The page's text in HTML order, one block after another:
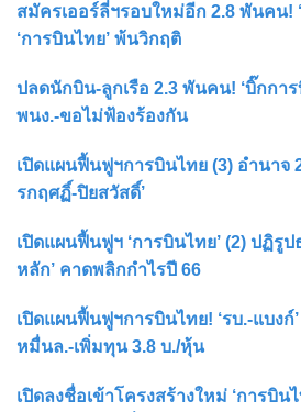
สมัครเออร์ลี่ฯรอบใหม่อีก 2.8 พันคน!
‘การบินไทย’ พ้นวิกฤติ
ปลดนักบิน-ลูกเรือ 2.3 พันคน! ‘บิ๊กกา
พนง.-ขอไม่ฟ้องร้องกัน
เปิดแผนฟื้นฟูฯการบินไทย (3) อำนาจ
รกฤศฏิ์-ปิยสวัสดิ์’
เปิดแผนฟื้นฟูฯ ‘การบินไทย’ (2) ปฏิรูป
หลัก’ คาดพลิกกำไรปี 66
เปิดแผนฟื้นฟูฯการบินไทย! ‘รบ.-แบงก์
หมื่นล.-เพิ่มทุน 3.8 บ./หุ้น
เปิดลงชื่อเข้าโครงสร้างใหม่ ‘การบิน